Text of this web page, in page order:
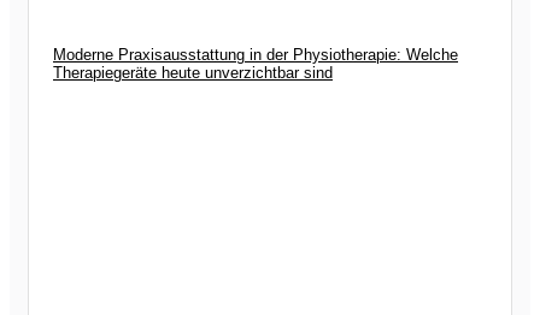
Moderne Praxisausstattung in der Physiotherapie: Welche
Therapiegeräte heute unverzichtbar sind